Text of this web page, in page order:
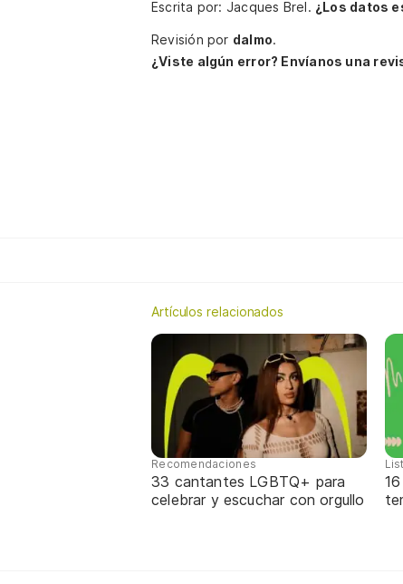
Escrita por: Jacques Brel. ¿Los datos
Revisión por dalmo.
¿Viste algún error? Envíanos una
Artículos relacionados
Recomendaciones
33 cantantes LGBTQ+ para
celebrar y escuchar con orgullo